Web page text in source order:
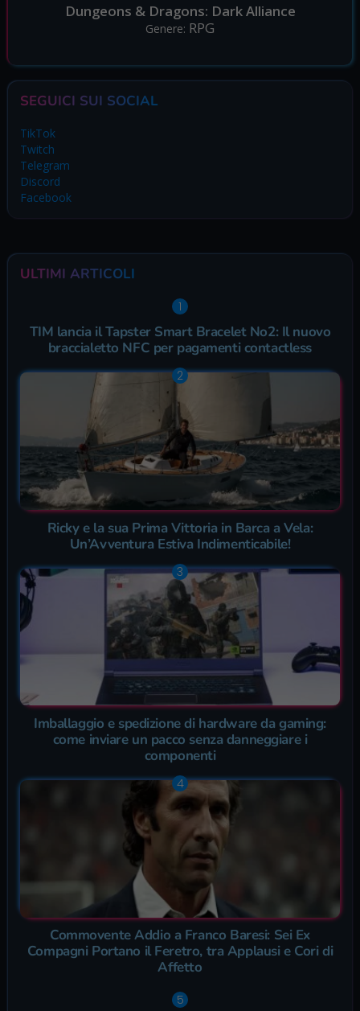
Dungeons & Dragons: Dark Alliance
Genere: RPG
SEGUICI SUI SOCIAL
TikTok
Twitch
Telegram
Discord
Facebook
ULTIMI ARTICOLI
TIM lancia il Tapster Smart Bracelet No2: Il nuovo
braccialetto NFC per pagamenti contactless
Ricky e la sua Prima Vittoria in Barca a Vela:
Un’Avventura Estiva Indimenticabile!
Imballaggio e spedizione di hardware da gaming:
come inviare un pacco senza danneggiare i
componenti
Commovente Addio a Franco Baresi: Sei Ex
Compagni Portano il Feretro, tra Applausi e Cori di
Affetto